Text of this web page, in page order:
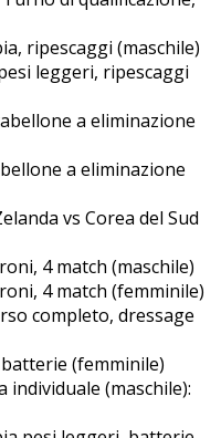
ripescaggi (maschile)
leggeri, ripescaggi
a eliminazione
a eliminazione
vs Corea del Sud
4 match (maschile)
4 match (femminile)
completo, dressage
batterie (femminile)
individuale (maschile):